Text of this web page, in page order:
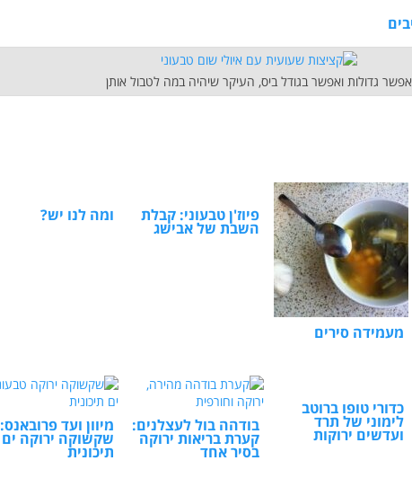
אפשר גדולות ואפשר בגודל ביס, העיקר שיהיה במה לטבול אותן
מעמידה סירים
פיוז'ן טבעוני: קבלת
השבת של אבישג
ומה לנו יש?
כדורי טופו ברוטב
לימוני של תרד
ועדשים ירוקות בודהה בול לעצלנים:
קערת בריאות ירוקה
בסיר אחד
מיוון ועד פרובאנס:
שקשוקה ירוקה ים
תיכונית